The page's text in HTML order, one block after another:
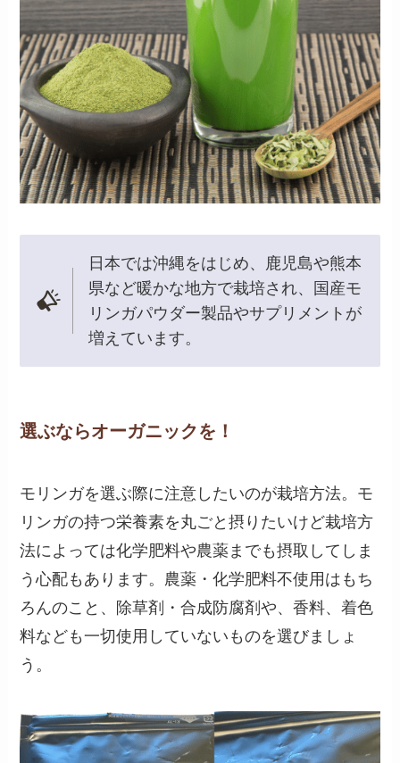
日本では沖縄をはじめ、鹿児島や熊本
県など暖かな地方で栽培され、国産モ
リンガパウダー製品やサプリメントが
増えています。
選ぶならオーガニックを！
モリンガを選ぶ際に注意したいのが栽培方法。モ
リンガの持つ栄養素を丸ごと摂りたいけど栽培方
法によっては化学肥料や農薬までも摂取してしま
う心配もあります。農薬・化学肥料不使用はもち
ろんのこと、除草剤・合成防腐剤や、香料、着色
料なども一切使用していないものを選びましょ
う。